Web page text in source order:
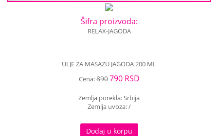
Šifra proizvoda:
RELAX-JAGODA
ULJE ZA MASAZU JAGODA 200 ML
Cena:890790 RSD
Zemlja porekla: Srbija
Zemlja uvoza: /
Dodaj u korpu